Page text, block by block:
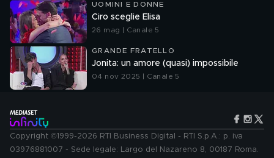
UOMINI E DONNE
Ciro sceglie Elisa
26 mag | Canale 5
GRANDE FRATELLO
Jonita: un amore (quasi) impossibile
04 nov 2025 | Canale 5
Copyright ©1999-2026 RTI Business Digital - RTI S.p.A.: p. iva
03976881007 - Sede legale: Largo del Nazareno 8, 00187 Roma.